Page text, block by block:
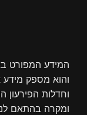
המידע המפורט
והוא מספק מידע
וחדלות הפירעון
ומקרה בהתאם